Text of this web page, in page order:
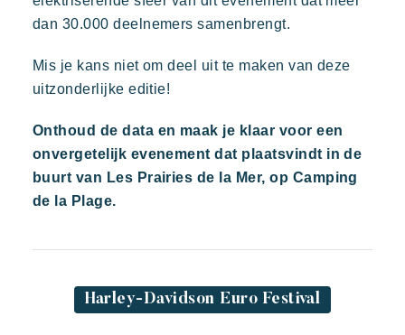
Elegant Authentiek Vertrouwelijk
dan 30.000 deelnemers samenbrengt.
Mis je kans niet om deel uit te maken van deze
uitzonderlijke editie!
Onthoud de data en maak je klaar voor een
onvergetelijk evenement dat plaatsvindt in de
buurt van Les Prairies de la Mer, op Camping
de la Plage.
Harley-Davidson Euro Festival